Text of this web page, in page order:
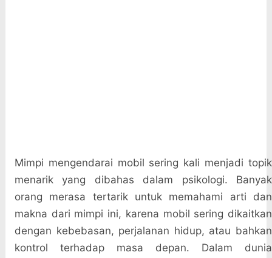
Mimpi mengendarai mobil sering kali menjadi topik
menarik yang dibahas dalam psikologi. Banyak
orang merasa tertarik untuk memahami arti dan
makna dari mimpi ini, karena mobil sering dikaitkan
dengan kebebasan, perjalanan hidup, atau bahkan
kontrol terhadap masa depan. Dalam dunia